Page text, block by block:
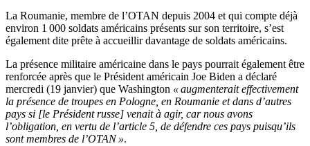
La Roumanie, membre de l’OTAN depuis 2004 et qui compte déjà
environ 1 000 soldats américains présents sur son territoire, s’est
également dite prête à accueillir davantage de soldats américains.
La présence militaire américaine dans le pays pourrait également être
renforcée après que le Président américain Joe Biden a déclaré
mercredi (19 janvier) que Washington « augmenterait effectivement
la présence de troupes en Pologne, en Roumanie et dans d’autres
pays si [le Président russe] venait à agir, car nous avons
l’obligation, en vertu de l’article 5, de défendre ces pays puisqu’ils
sont membres de l’OTAN ».